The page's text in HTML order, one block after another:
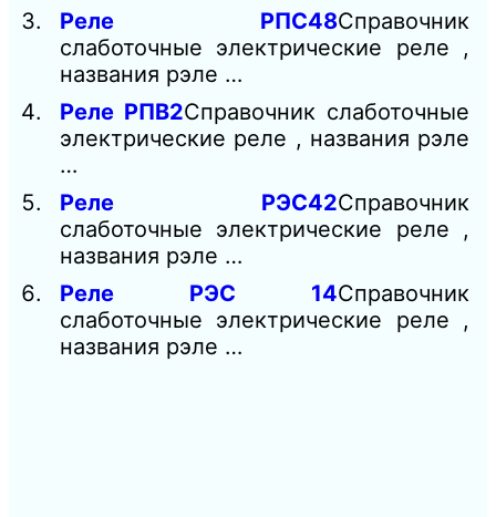
Реле РПС48Справочник
слаботочные электрические реле ,
названия рэле …
Реле РПВ2Справочник слаботочные
электрические реле , названия рэле
…
Реле РЭС42Справочник
слаботочные электрические реле ,
названия рэле …
Реле РЭС 14Справочник
слаботочные электрические реле ,
названия рэле …